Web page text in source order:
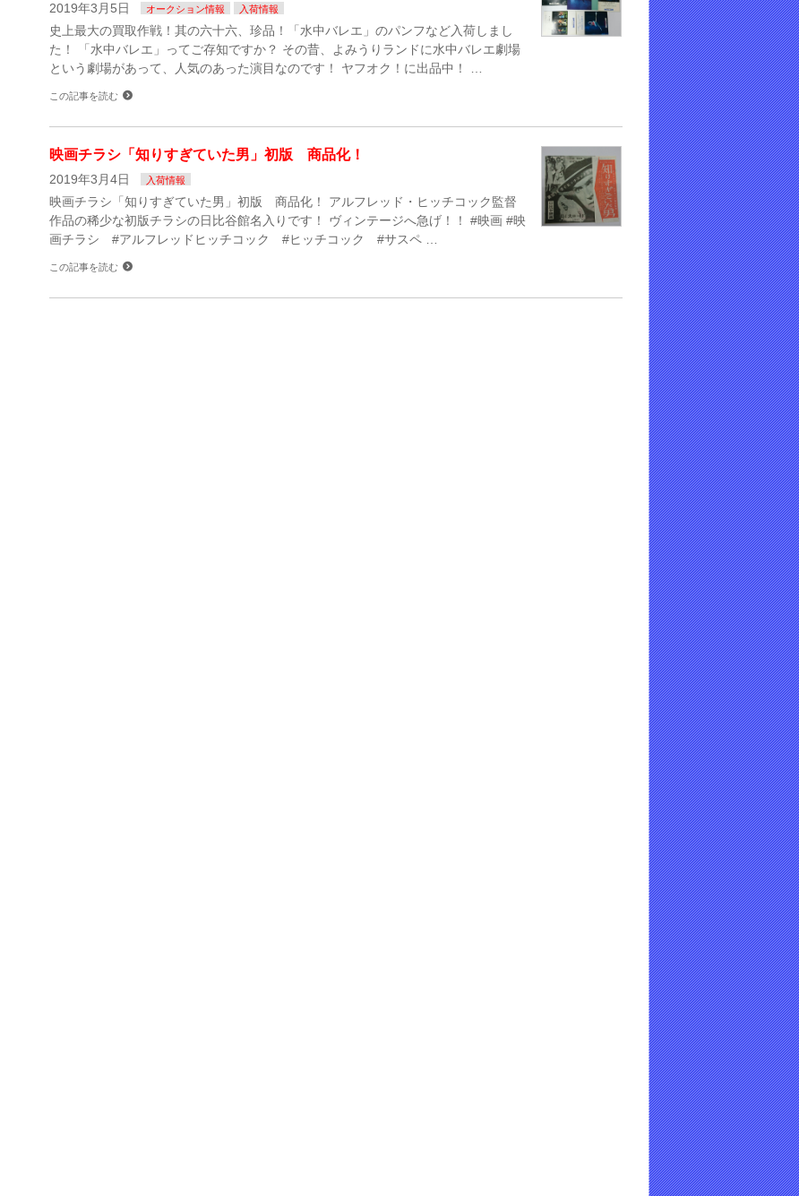
2019年3月5日 オークション情報 入荷情報
史上最大の買取作戦！其の六十六、珍品！「水中バレエ」のパンフなど入荷しまし
た！ 「水中バレエ」ってご存知ですか？ その昔、よみうりランドに水中バレエ劇場
という劇場があって、人気のあった演目なのです！ ヤフオク！に出品中！ …
この記事を読む
映画チラシ「知りすぎていた男」初版 商品化！
2019年3月4日 入荷情報
映画チラシ「知りすぎていた男」初版 商品化！ アルフレッド・ヒッチコック監督
作品の稀少な初版チラシの日比谷館名入りです！ ヴィンテージへ急げ！！ #映画 #映
画チラシ #アルフレッドヒッチコック #ヒッチコック #サスペ …
この記事を読む